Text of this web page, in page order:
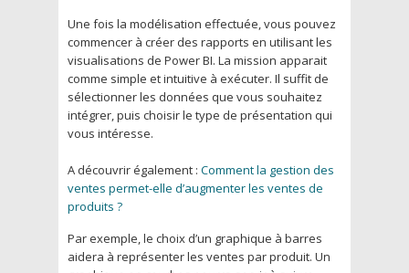
Une fois la modélisation effectuée, vous pouvez
commencer à créer des rapports en utilisant les
visualisations de Power BI. La mission apparait
comme simple et intuitive à exécuter. Il suffit de
sélectionner les données que vous souhaitez
intégrer, puis choisir le type de présentation qui
vous intéresse.
A découvrir également : Comment la gestion des
ventes permet-elle d’augmenter les ventes de
produits ?
Par exemple, le choix d’un graphique à barres
aidera à représenter les ventes par produit. Un